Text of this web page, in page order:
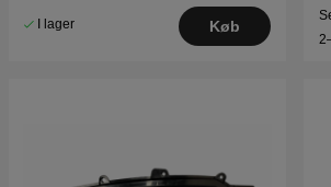
I lager Køb